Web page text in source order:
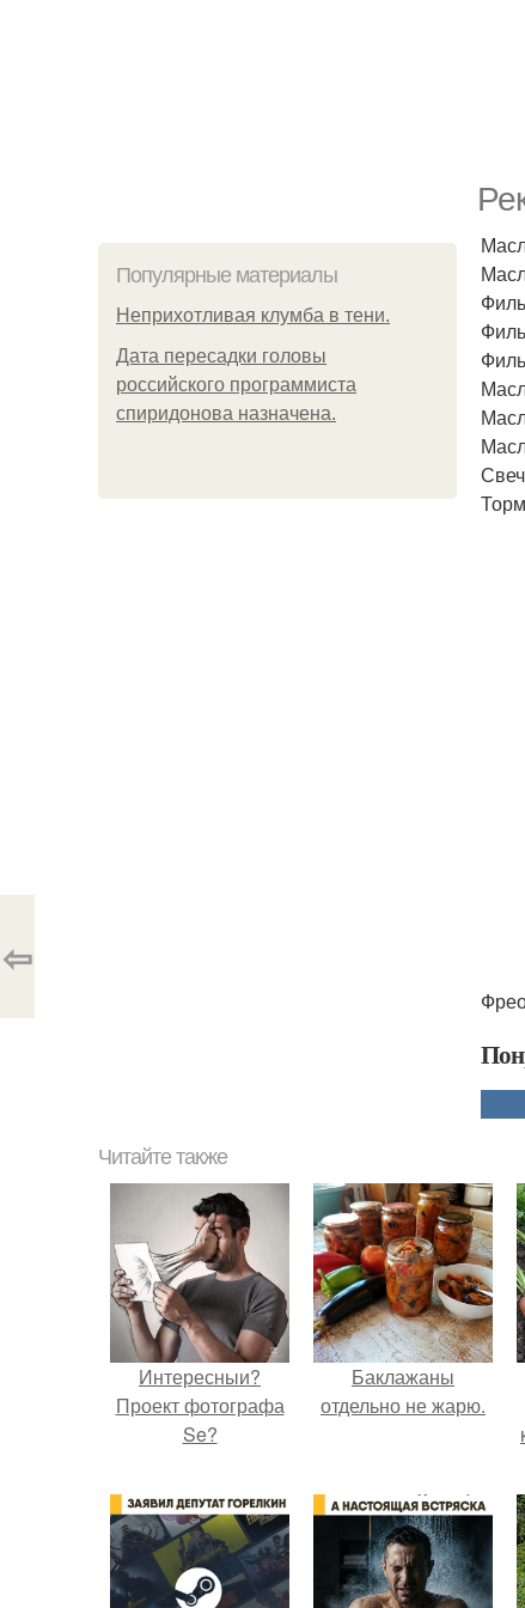
Популярные материалы
Неприхотливая клумба в тени.
Дата пересадки головы
российского программиста
спиридонова назначена.
⇦
Читайте также
Интересныи?
Проект фотографа
Se?
Баклажаны
отдельно не жарю.